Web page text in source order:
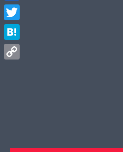
Facebook
Twitter
Hatena